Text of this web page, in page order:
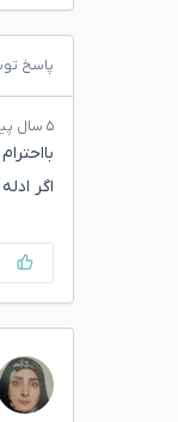
پاسخ
۵ سال پیش
بااحترام
اگر